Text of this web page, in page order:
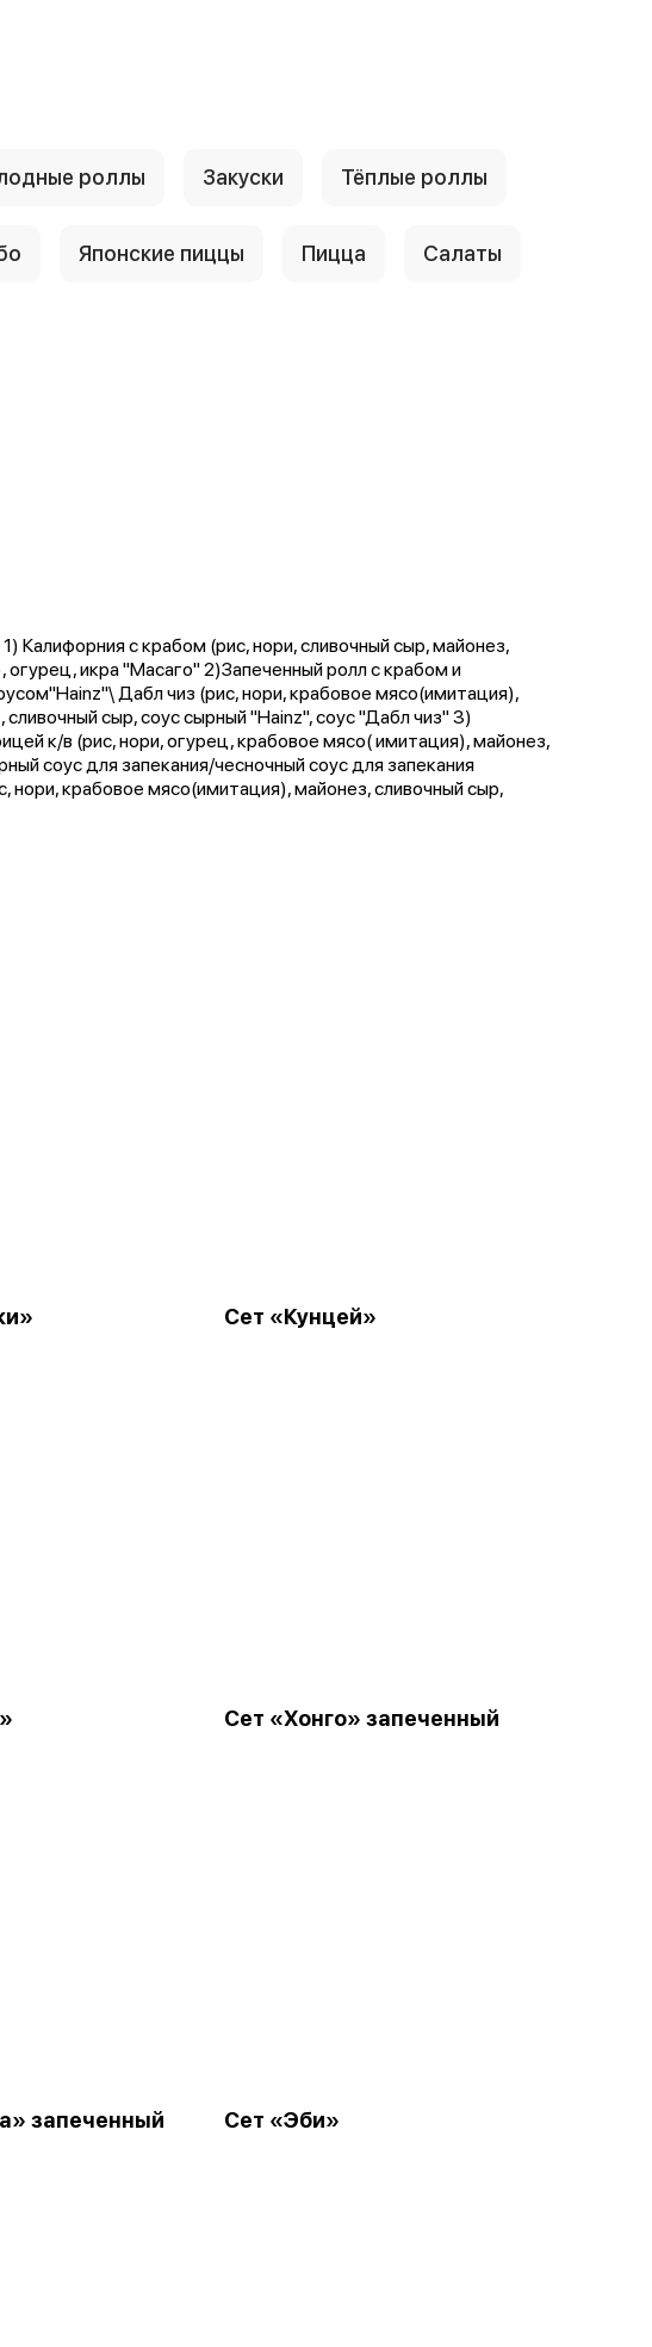
роллы Закуски Тёплые роллы
Японские пиццы Пицца Салаты
Калифорния с крабом (рис, нори, сливочный сыр, майонез,
икра "Масаго" 2)Запеченный ролл с крабом и
Дабл чиз (рис, нори, крабовое мясо(имитация),
сыр, соус сырный "Hainz", соус "Дабл чиз" 3)
к/в (рис, нори, огурец, крабовое мясо( имитация), майонез,
соус для запекания/чесночный соус для запекания
нори, крабовое мясо(имитация), майонез, сливочный сыр,
Сет «Кунцей»
Сет «Хонго» запеченный
запеченный Сет «Эби»